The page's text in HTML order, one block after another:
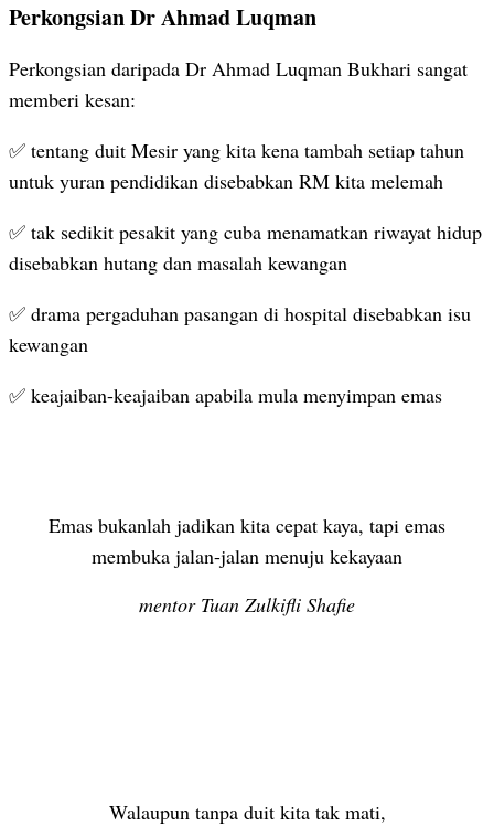
Perkongsian Dr Ahmad Luqman
Perkongsian daripada Dr Ahmad Luqman Bukhari sangat
memberi kesan:
✅ tentang duit Mesir yang kita kena tambah setiap tahun
untuk yuran pendidikan disebabkan RM kita melemah
✅ tak sedikit pesakit yang cuba menamatkan riwayat hidup
disebabkan hutang dan masalah kewangan
✅ drama pergaduhan pasangan di hospital disebabkan isu
kewangan
✅ keajaiban-keajaiban apabila mula menyimpan emas
Emas bukanlah jadikan kita cepat kaya, tapi emas
membuka jalan-jalan menuju kekayaan
mentor Tuan Zulkifli Shafie
Walaupun tanpa duit kita tak mati,